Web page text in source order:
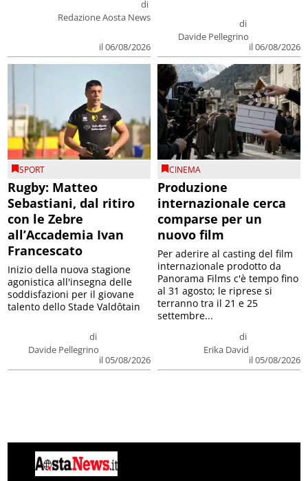
di
Redazione Aosta News
il 06/08/2026
di
Davide Pellegrino
il 06/08/2026
SPORT
Rugby: Matteo
Sebastiani, dal ritiro
con le Zebre
all’Accademia Ivan
Francescato
di
Davide Pellegrino
il 05/08/2026
Inizio della nuova stagione
agonistica all'insegna delle
soddisfazioni per il giovane
talento dello Stade Valdôtain
CINEMA
Produzione
internazionale cerca
comparse per un
nuovo film
di
Erika David
il 05/08/2026
Per aderire al casting del film
internazionale prodotto da
Panorama Films c'è tempo fino
al 31 agosto; le riprese si
terranno tra il 21 e 25
settembre...